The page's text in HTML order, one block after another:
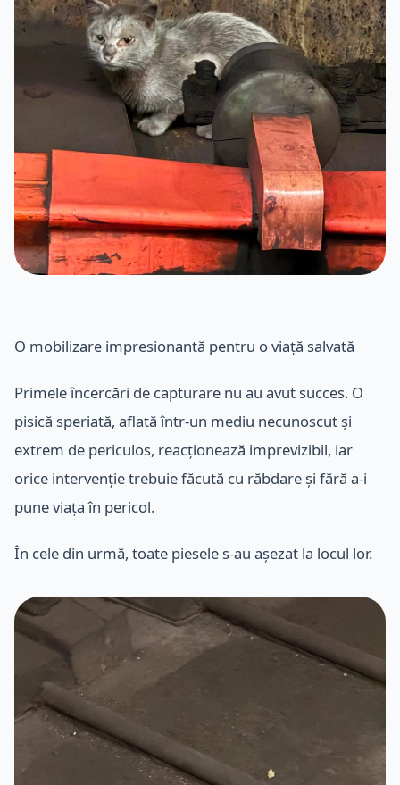
O mobilizare impresionantă pentru o viață salvată
Primele încercări de capturare nu au avut succes. O
pisică speriată, aflată într-un mediu necunoscut și
extrem de periculos, reacționează imprevizibil, iar
orice intervenție trebuie făcută cu răbdare și fără a-i
pune viața în pericol.
În cele din urmă, toate piesele s-au așezat la locul lor.